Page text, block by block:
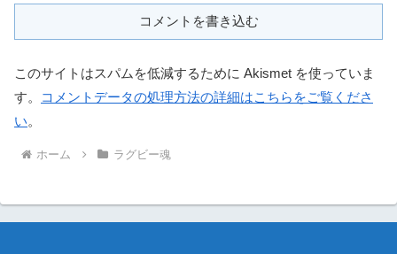
コメントを書き込む
このサイトはスパムを低減するために Akismet を使っていま
す。
コメントデータの処理方法の詳細はこちらをご覧くださ
い。
ホーム ラグビー魂